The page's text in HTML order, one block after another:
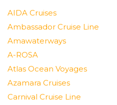
AIDA Cruises
Ambassador Cruise Line
Amawaterways
A-ROSA
Atlas Ocean Voyages
Azamara Cruises
Carnival Cruise Line